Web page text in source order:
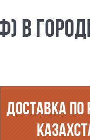
В
ДОСТАВКА ПО